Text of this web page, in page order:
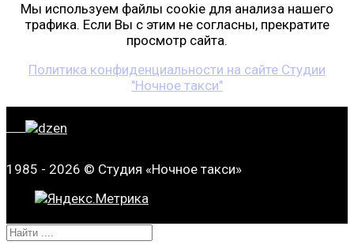
Мы используем файлы cookie для анализа нашего
трафика. Если Вы с этим не согласны, прекратите
просмотр сайта.
Политика конфиденциальности на сайте Студии
"Ночное такси"
1985 - 2026 © Студия «Ночное такси»